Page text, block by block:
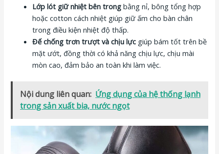
Lớp lót giữ nhiệt bên trongbằng nỉ, bông tổng hợp
hoặc cotton cách nhiệt giúp giữ ấm cho bàn chân
trong điều kiện nhiệt độ thấp.
Đế chống trơn trượt và chịu lực giúp bám tốt trên bề
mặt ướt, đồng thời có khả năng chịu lực, chịu mài
mòn cao, đảm bảo an toàn khi làm việc.
Nội dung liên quan: Ứng dụng của hệ thống lạnh
trong sản xuất bia, nước ngọt